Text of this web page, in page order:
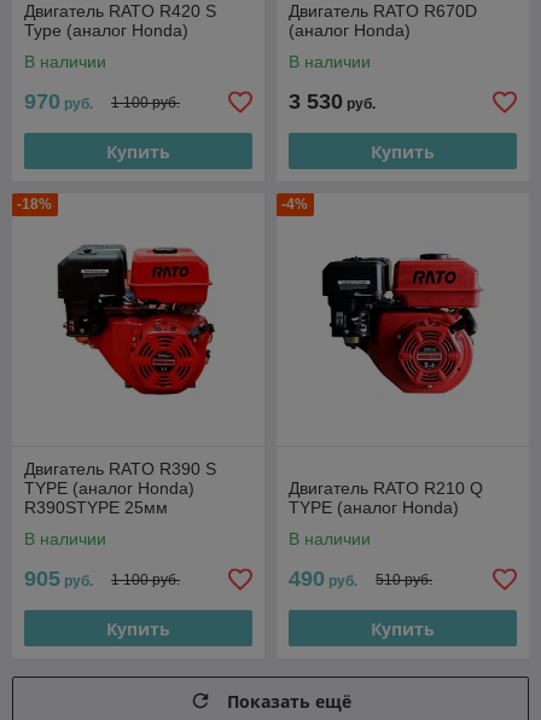
Двигатель RATO R420 S
Type (аналог Honda)
В наличии
970 руб. 1 100 руб.
Купить
Двигатель RATO R670D
(аналог Honda)
В наличии
3 530 руб.
Купить
-18%
Двигатель RATO R390 S
TYPE (аналог Honda)
R390STYPE 25мм
В наличии
905 руб. 1 100 руб.
Купить
-4%
Двигатель RATO R210 Q
TYPE (аналог Honda)
В наличии
490 руб. 510 руб.
Купить
Показать ещё